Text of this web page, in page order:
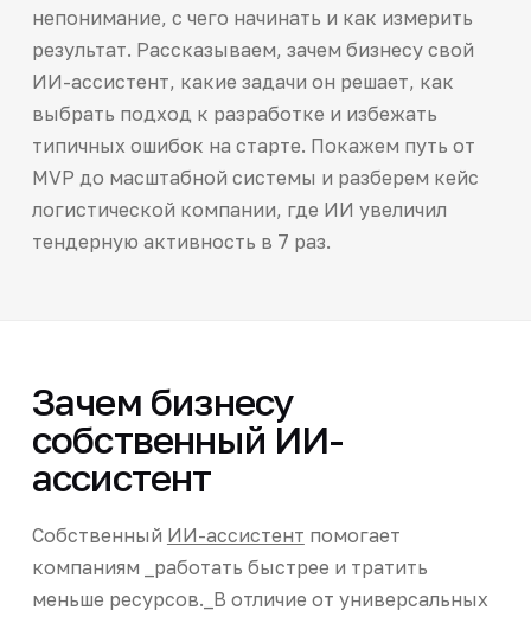
непонимание, с чего начинать и как измерить
результат. Рассказываем, зачем бизнесу свой
ИИ-ассистент, какие задачи он решает, как
выбрать подход к разработке и избежать
типичных ошибок на старте. Покажем путь от
MVP до масштабной системы и разберем кейс
логистической компании, где ИИ увеличил
тендерную активность в 7 раз.
Зачем бизнесу
собственный ИИ-
ассистент
Собственный ИИ-ассистент помогает
компаниям _работать быстрее и тратить
меньше ресурсов._В отличие от универсальных